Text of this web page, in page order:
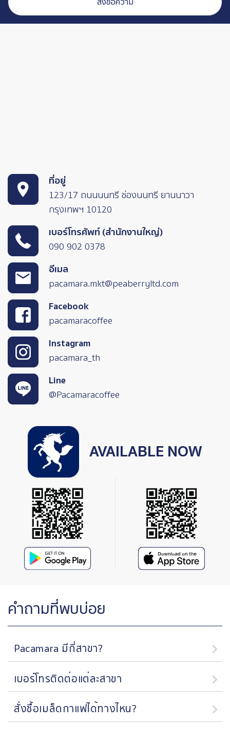
ที่อยู่
123/17 ถนนนนทรี ช่องนนทรี ยานนาวา
กรุงเทพฯ 10120
เบอร์โทรศัพท์ (สำนักงานใหญ่)
090 902 0378
อีเมล
pacamara.mkt@peaberryltd.com
Facebook
pacamaracoffee
Instagram
pacamara_th
Line
@Pacamaracoffee
AVAILABLE NOW
คำถามที่พบบ่อย
Pacamara มีกี่สาขา?
เบอร์โทรติดต่อแต่ละสาขา
สั่งซื้อเมล็ดกาแฟได้ทางไหน?